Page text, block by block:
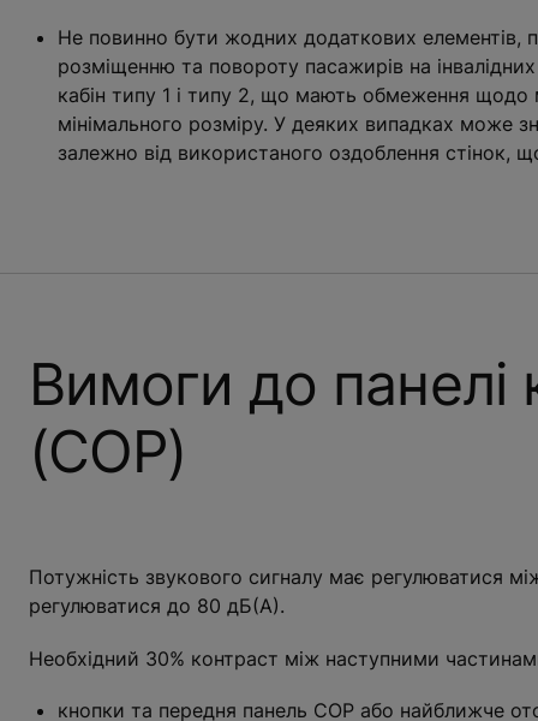
Не повинно бути жодних додаткових елементів,
розміщенню та повороту пасажирів на
кабін типу 1 і типу 2, що мають обмеження
мінімального розміру. У деяких випадках може
залежно від використаного оздоблення стінок,
Вимоги до панелі
(COP)
Потужність звукового сигналу має регулюватися
регулюватися до 80 дБ(А).
Необхідний 30% контраст між наступними
кнопки та передня панель СОР або найближче